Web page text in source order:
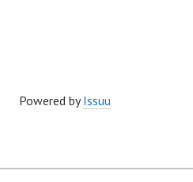
Powered byIssuu